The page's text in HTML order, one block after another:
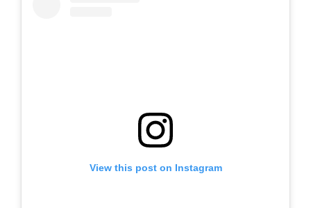
View this post on Instagram